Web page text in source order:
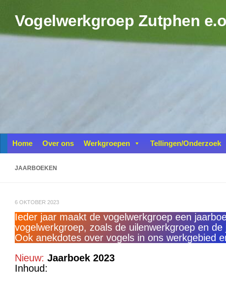
Vogelwerkgroep Zutphen
Home Over ons Werkgroepen Tellingen/Onderzoek
JAARBOEKEN
6 OKTOBER 2023
Ieder jaar maakt de vogelwerkgroep een
vogelwerkgroep, zoals de uilenwerkgroep en
Ook anekdotes over vogels in ons werkgebied
Nieuw: Jaarboek 2023
Inhoud: